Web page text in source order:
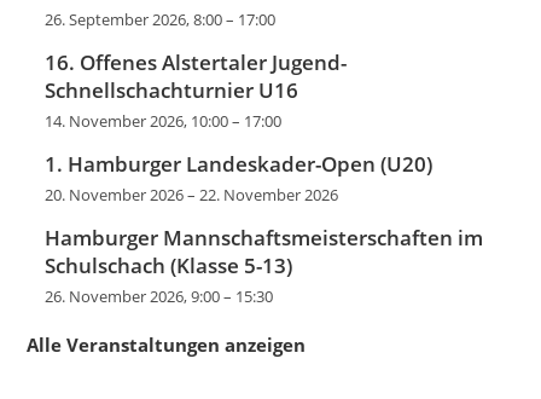
26. September 2026, 8:00– 17:00
16. Offenes Alstertaler Jugend-
Schnellschachturnier U16
14. November 2026, 10:00– 17:00
1. Hamburger Landeskader-Open (U20)
20. November 2026–22. November 2026
Hamburger Mannschaftsmeisterschaften im
Schulschach (Klasse 5-13)
26. November 2026, 9:00– 15:30
Alle Veranstaltungen anzeigen